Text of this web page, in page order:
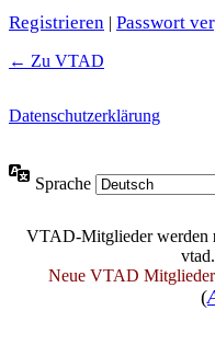
Registrieren | Passwort
← Zu VTAD
Datenschutzerklärung
Sprache
VTAD-Mitglieder werden
Neue VTAD Mitglieder
(